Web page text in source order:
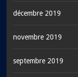
décembre 2019
novembre 2019
septembre 2019